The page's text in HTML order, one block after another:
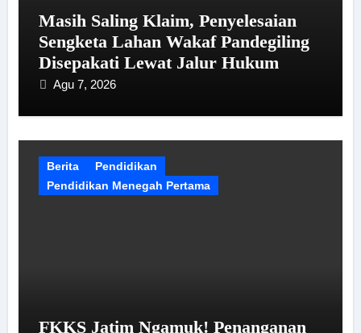
Masih Saling Klaim, Penyelesaian
Sengketa Lahan Wakaf Pandegiling
Disepakati Lewat Jalur Hukum
Agu 7, 2026
Berita
Pendidikan
Pendidikan Menegah Pertama
FKKS Jatim Ngamuk! Penanganan